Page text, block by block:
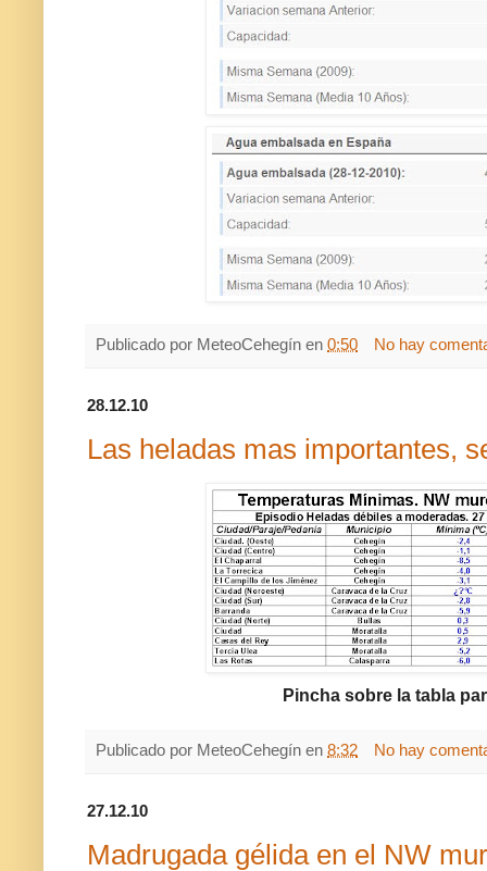
Publicado por MeteoCehegín en 0:50 No hay
28.12.10
Las heladas mas importantes,
Pincha sobre la tabla
Publicado por MeteoCehegín en 8:32 No hay
27.12.10
Madrugada gélida en el NW